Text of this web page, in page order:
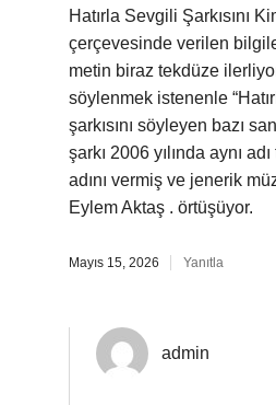
Hatırla Sevgili Şarkısını
çerçevesinde verilen
metin biraz tekdüze
söylenmek istenenle
şarkısını söyleyen bazı
şarkı 2006 yılında aynı
adını vermiş ve jenerik
Eylem Aktaş . örtüşüyor.
Mayıs 15, 2026 Yanıtla
admin